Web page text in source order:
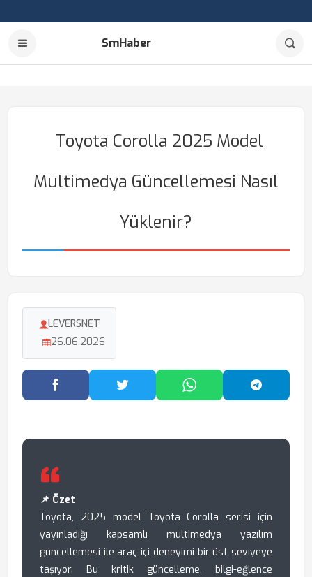
SmHaber
Toyota Corolla 2025 Model
Multimedya Güncellemesi Nasıl
Yüklenir?
LEVERSNET
26.06.2026
Facebook'ta PaylaşTwitter'da PaylaşWhatsApp'ta Paylaş
📌 Özet
Toyota, 2025 model Toyota Corolla serisi için
yayınladığı kapsamlı multimedya yazılım
güncellemesi ile araç içi deneyimi bir üst seviyeye
taşıyor. Bu kritik güncelleme, bilgi-eğlence